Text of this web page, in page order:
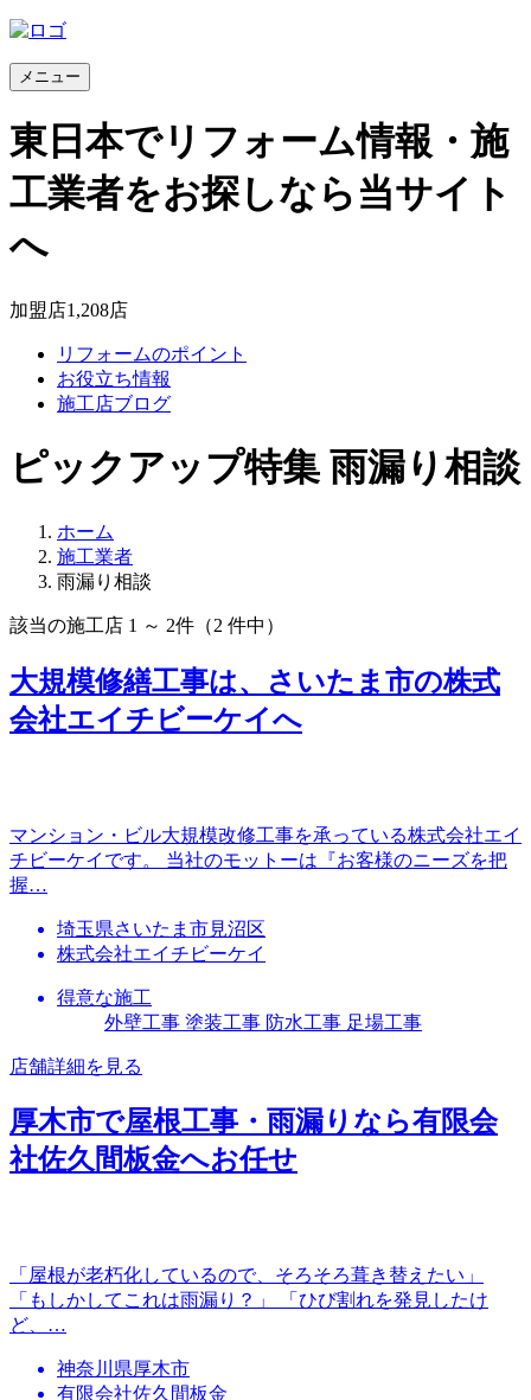
メニュー
東日本でリフォーム情報・施
工業者をお探しなら当サイト
へ
加盟店1,208店
リフォームのポイント
お役立ち情報
施工店ブログ
ピックアップ特集 雨漏り相談
ホーム
施工業者
雨漏り相談
該当の施工店 1 ～ 2件（2 件中）
大規模修繕工事は、さいたま市の株式
会社エイチビーケイへ
マンション・ビル大規模改修工事を承っている株式会社エイ
チビーケイです。 当社のモットーは『お客様のニーズを把
握…
埼玉県さいたま市見沼区
株式会社エイチビーケイ
得意な施工
外壁工事 塗装工事 防水工事 足場工事
店舗詳細を見る
厚木市で屋根工事・雨漏りなら有限会
社佐久間板金へお任せ
「屋根が老朽化しているので、そろそろ葺き替えたい」
「もしかしてこれは雨漏り？」 「ひび割れを発見したけ
ど、…
神奈川県厚木市
有限会社佐久間板金